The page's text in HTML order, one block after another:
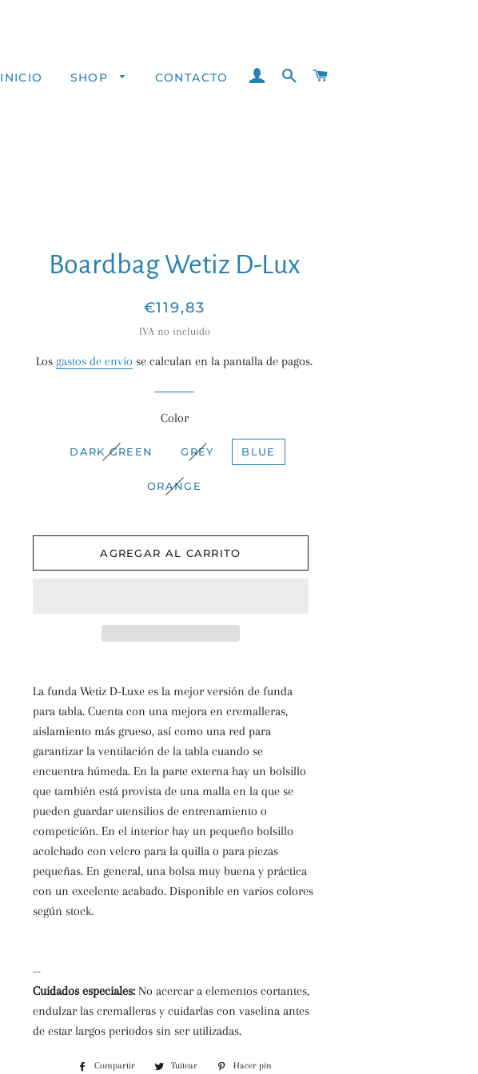
INICIO SHOP CONTACTO INGRESAR
BUSCAR
Boardbag Wetiz D-Lux
Precio
habitual
Precio
de
€119,83
IVA no incluido
Losgastos de envío se calculan en la pantalla de pagos.
Color
DARK GREEN GREY BLUE
ORANGE
AGREGAR AL CARRITO
La funda Wetiz D-Luxe es la mejor versión de funda
para tabla. Cuenta con una mejora en cremalleras,
aislamiento más grueso, así como una red para
garantizar la ventilación de la tabla cuando se
encuentra húmeda. En la parte externa hay un bolsillo
que también está provista de una malla en la que se
pueden guardar utensilios de entrenamiento o
competición. En el interior hay un pequeño bolsillo
acolchado con velcro para la quilla o para piezas
pequeñas. En general, una bolsa muy buena y práctica
con un excelente acabado. Disponible en varios colores
según stock.
--
Cuidados especiales:No acercar a elementos cortantes,
endulzar las cremalleras y cuidarlas con vaselina antes
de estar largos periodos sin ser utilizadas.
Compartir CompartirTuitear Tuitear Hacer pin